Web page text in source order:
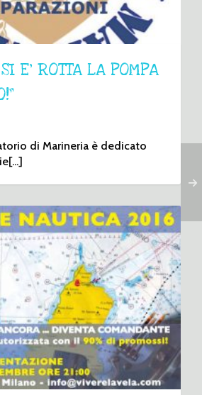
E’ ROTTA LA POMPA
di Marineria è dedicato